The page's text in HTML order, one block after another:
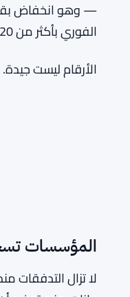
الفوري بأكثر من 20% خلال الشهر.
الأرقام ليست جيدة.